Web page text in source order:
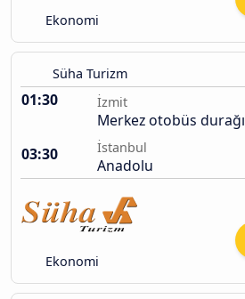
Ekonomi
Süha Turizm
01:30 İzmit
Merkez otobüs durağı
03:30
İstanbul
Anadolu
Ekonomi